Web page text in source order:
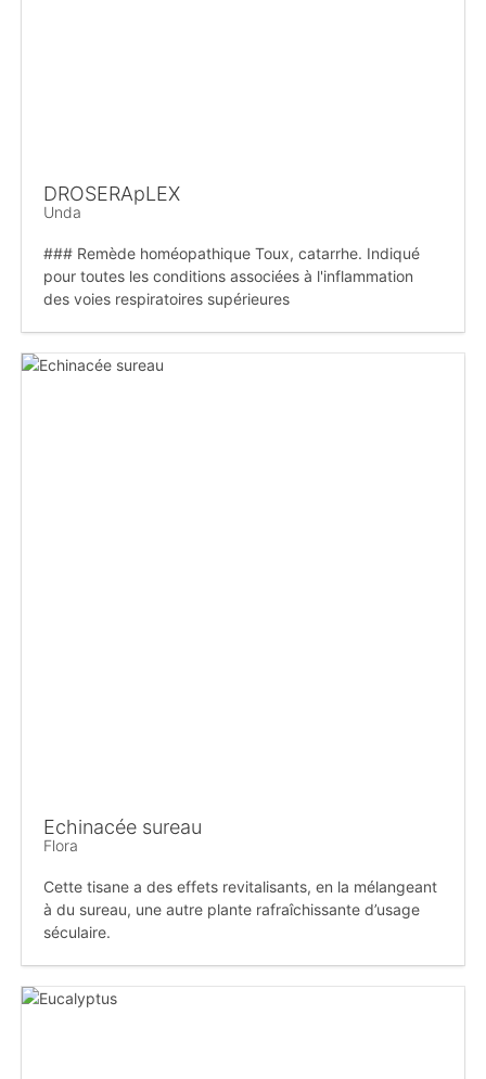
DROSERApLEX
Unda
### Remède homéopathique Toux, catarrhe. Indiqué
pour toutes les conditions associées à l'inflammation
des voies respiratoires supérieures
Echinacée sureau
Flora
Cette tisane a des effets revitalisants, en la mélangeant
à du sureau, une autre plante rafraîchissante d’usage
séculaire.